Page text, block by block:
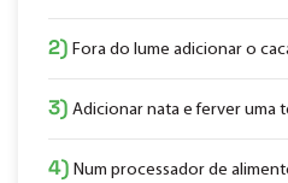
2) Fora do lume adicionar o
3) Adicionar nata e ferver uma
4) Num processador de